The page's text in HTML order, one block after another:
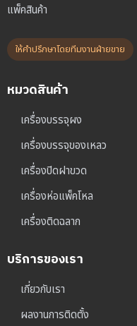
แพ็คสินค้า
ให้คำปรึกษาโดยทีมงานฝ่ายขาย
หมวดสินค้า
เครื่องบรรจุผง
เครื่องบรรจุของเหลว
เครื่องปิดฝาขวด
เครื่องห่อแพ็คโหล
เครื่องติดฉลาก
บริการของเรา
เกี่ยวกับเรา
ผลงานการติดตั้ง